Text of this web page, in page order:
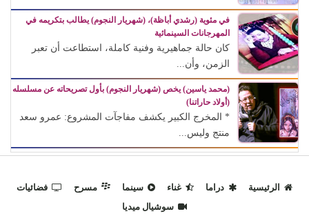
في مئوية (رشدي أباظة)، (شهريار النجوم) يطالب بتكريمه في
المهرجانات السينمائية
كان حالة جماهيرية وفنية كاملة، استطاعت أن تعبر
الزمن، وأن...
(محمد ياسين) يخص (شهريار النجوم) بأول تصريحاته عن مسلسله
(أولاد حاراتنا)
* المخرج الكبير يكشف مفاجآت المشروع: عمرو سعد
منتج وليس...
الرئيسية دراما غناء سينما مسرح
فضائيات
سوشيال ميديا